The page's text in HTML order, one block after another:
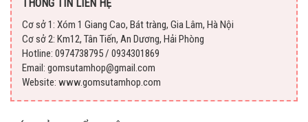
THÔNG TIN LIÊN HỆ
Cơ sở 1: Xóm 1 Giang Cao, Bát tràng, Gia Lâm, Hà Nội
Cơ sở 2: Km12, Tân Tiến, An Dương, Hải Phòng
Hotline: 0974738795 / 0934301869
Email: gomsutamhop@gmail.com
Website: www.gomsutamhop.com